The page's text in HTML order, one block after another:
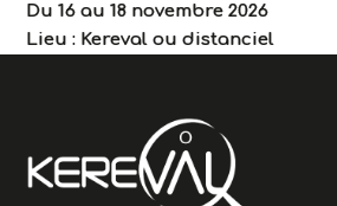
Du 16 au 18 novembre 2026
Lieu : Kereval ou distanciel